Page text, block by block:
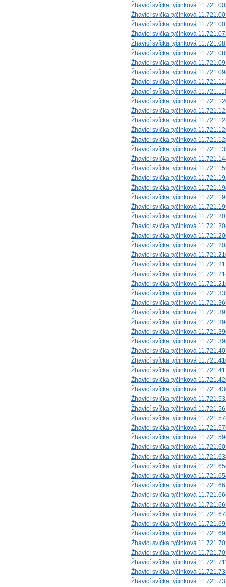
Žhavící svíčka tyčinková
Žhavící svíčka tyčinková
Žhavící svíčka tyčinková
Žhavící svíčka tyčinková
Žhavící svíčka tyčinková
Žhavící svíčka tyčinková
Žhavící svíčka tyčinková
Žhavící svíčka tyčinková
Žhavící svíčka tyčinková
Žhavící svíčka tyčinková
Žhavící svíčka tyčinková
Žhavící svíčka tyčinková
Žhavící svíčka tyčinková
Žhavící svíčka tyčinková
Žhavící svíčka tyčinková
Žhavící svíčka tyčinková
Žhavící svíčka tyčinková
Žhavící svíčka tyčinková
Žhavící svíčka tyčinková
Žhavící svíčka tyčinková
Žhavící svíčka tyčinková
Žhavící svíčka tyčinková
Žhavící svíčka tyčinková
Žhavící svíčka tyčinková
Žhavící svíčka tyčinková
Žhavící svíčka tyčinková
Žhavící svíčka tyčinková
Žhavící svíčka tyčinková
Žhavící svíčka tyčinková
Žhavící svíčka tyčinková
Žhavící svíčka tyčinková
Žhavící svíčka tyčinková
Žhavící svíčka tyčinková
Žhavící svíčka tyčinková
Žhavící svíčka tyčinková
Žhavící svíčka tyčinková
Žhavící svíčka tyčinková
Žhavící svíčka tyčinková
Žhavící svíčka tyčinková
Žhavící svíčka tyčinková
Žhavící svíčka tyčinková
Žhavící svíčka tyčinková
Žhavící svíčka tyčinková
Žhavící svíčka tyčinková
Žhavící svíčka tyčinková
Žhavící svíčka tyčinková
Žhavící svíčka tyčinková
Žhavící svíčka tyčinková
Žhavící svíčka tyčinková
Žhavící svíčka tyčinková
Žhavící svíčka tyčinková
Žhavící svíčka tyčinková
Žhavící svíčka tyčinková
Žhavící svíčka tyčinková
Žhavící svíčka tyčinková
Žhavící svíčka tyčinková
Žhavící svíčka tyčinková
Žhavící svíčka tyčinková
Žhavící svíčka tyčinková
Žhavící svíčka tyčinková
Žhavící svíčka tyčinková